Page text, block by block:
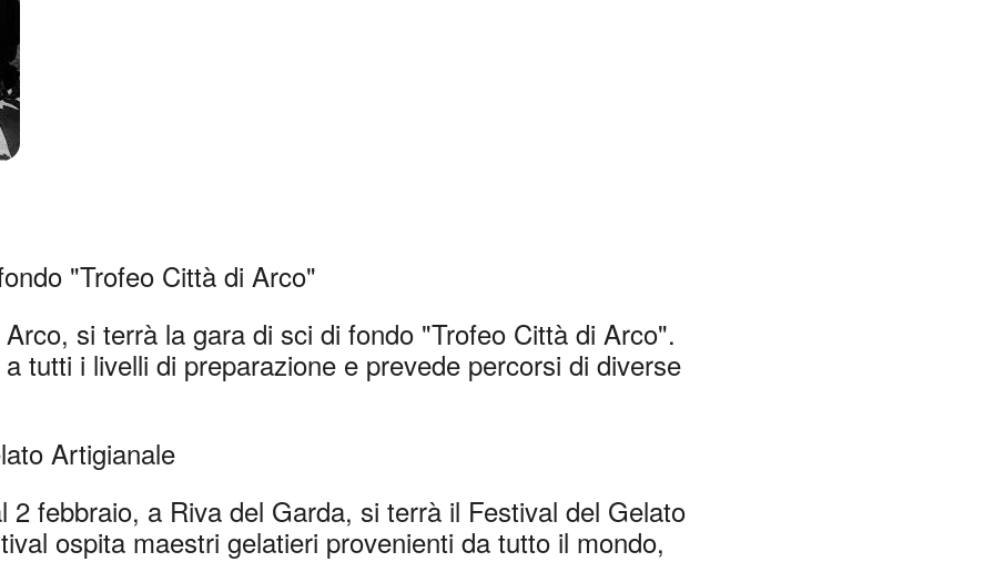
"Trofeo Città di Arco"
si terrà la gara di sci di fondo "Trofeo Città di Arco".
tutti i livelli di preparazione e prevede percorsi di diverse
Artigianale
2 febbraio, a Riva del Garda, si terrà il Festival del Gelato
ospita maestri gelatieri provenienti da tutto il mondo,